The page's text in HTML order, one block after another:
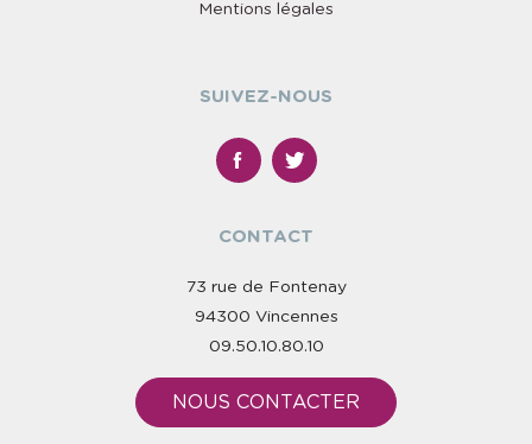
Mentions légales
SUIVEZ-NOUS
CONTACT
73 rue de Fontenay
94300 Vincennes
09.50.10.80.10
NOUS CONTACTER